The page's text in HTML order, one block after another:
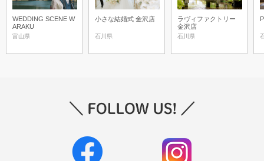
WEDDING SCENE W
ARAKU
富山県
小さな結婚式 金沢店
石川県
ラヴィファクトリー
金沢店
石川県